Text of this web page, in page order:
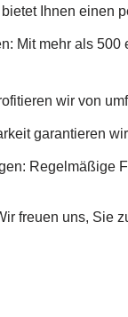
Ihnen einen
Mit mehr als
wir von
garantieren
Regelmäßige
freuen uns, Sie